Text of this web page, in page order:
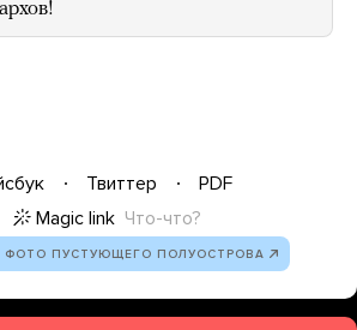
Твиттер
PDF
Magic link Что-что?
ФОТО ПУСТУЮЩЕГО ПОЛУОСТРОВА